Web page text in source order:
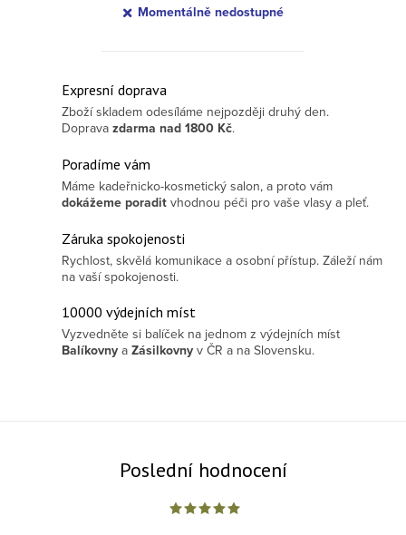
Momentálně nedostupné
Ovládací prvky výpisu
Expresní doprava
Zboží skladem odesíláme nejpozději druhý den.
Doprava zdarma nad 1800 Kč.
Poradíme vám
Máme kadeřnicko-kosmetický salon, a proto vám
dokážeme poradit vhodnou péči pro vaše vlasy a pleť.
Záruka spokojenosti
Rychlost, skvělá komunikace a osobní přístup. Záleží nám
na vaší spokojenosti.
10000 výdejních míst
Vyzvedněte si balíček na jednom z výdejních míst
Balíkovny a Zásilkovny v ČR a na Slovensku.
Poslední hodnocení